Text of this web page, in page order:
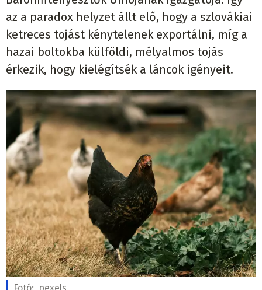
az a paradox helyzet állt elő, hogy a szlovákiai
ketreces tojást kénytelenek exportálni, míg a
hazai boltokba külföldi, mélyalmos tojás
érkezik, hogy kielégítsék a láncok igényeit.